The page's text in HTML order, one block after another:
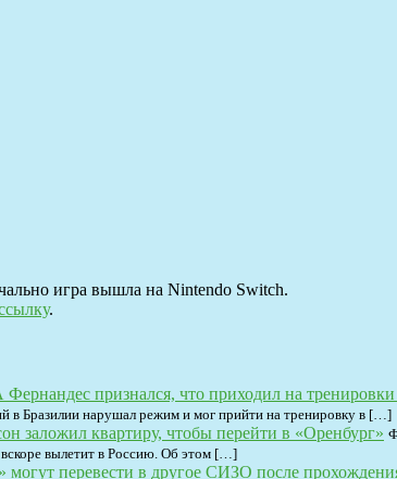
игра вышла на Nintendo Switch.
.
признался, что приходил на тренировки
в Бразилии нарушал режим и мог прийти на тренировку в […]
заложил квартиру, чтобы перейти в «Оренбург»
вскоре вылетит в Россию. Об этом […]
перевести в другое СИЗО после